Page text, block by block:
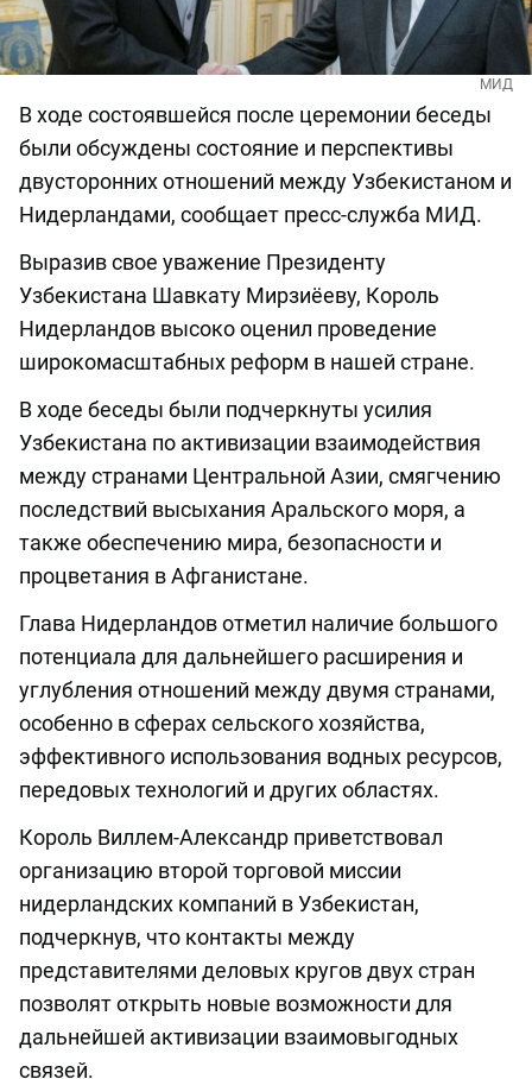
МИД
В ходе состоявшейся после церемонии беседы
были обсуждены состояние и перспективы
двусторонних отношений между Узбекистаном и
Нидерландами, сообщает пресс-служба МИД.
Выразив свое уважение Президенту
Узбекистана Шавкату Мирзиёеву, Король
Нидерландов высоко оценил проведение
широкомасштабных реформ в нашей стране.
В ходе беседы были подчеркнуты усилия
Узбекистана по активизации взаимодействия
между странами Центральной Азии, смягчению
последствий высыхания Аральского моря, а
также обеспечению мира, безопасности и
процветания в Афганистане.
Глава Нидерландов отметил наличие большого
потенциала для дальнейшего расширения и
углубления отношений между двумя странами,
особенно в сферах сельского хозяйства,
эффективного использования водных ресурсов,
передовых технологий и других областях.
Король Виллем-Александр приветствовал
организацию второй торговой миссии
нидерландских компаний в Узбекистан,
подчеркнув, что контакты между
представителями деловых кругов двух стран
позволят открыть новые возможности для
дальнейшей активизации взаимовыгодных
связей.